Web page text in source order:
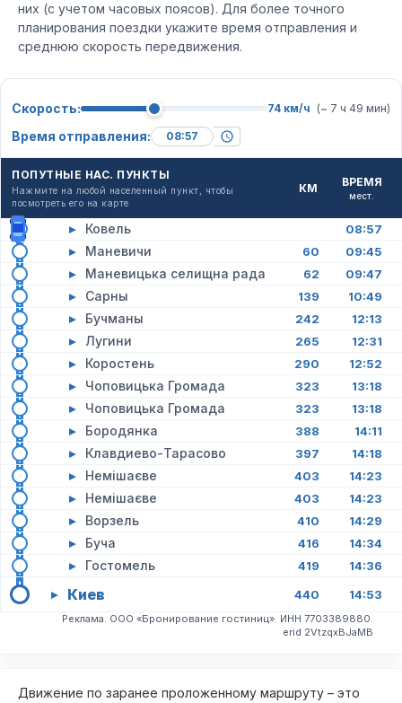
них (с учетом часовых поясов). Для более точного
планирования поездки укажите время отправления и
среднюю скорость передвижения.
Скорость: 74 км/ч (~ 7 ч 49 мин)
Время отправления:
ПОПУТНЫЕ НАС. ПУНКТЫ
Нажмите на любой населенный пункт, чтобы
посмотреть его на карте
КМ ВРЕМЯ
мест.
▸ Ковель 08:57
▸ Маневичи 60 09:45
▸ Маневицька селищна рада 62 09:47
▸ Сарны 139 10:49
▸ Бучманы 242 12:13
▸ Лугини 265 12:31
▸ Коростень 290 12:52
▸ Чоповицька Громада 323 13:18
▸ Чоповицька Громада 323 13:18
▸ Бородянка 388 14:11
▸ Клавдиево-Тарасово 397 14:18
▸ Немішаєве 403 14:23
▸ Немішаєве 403 14:23
▸ Ворзель 410 14:29
▸ Буча 416 14:34
▸ Гостомель 419 14:36
▸ Киев 440 14:53
Реклама. ООО «Бронирование гостиниц». ИНН 7703389880.
erid 2VtzqxBJaMB
Движение по заранее проложенному маршруту – это